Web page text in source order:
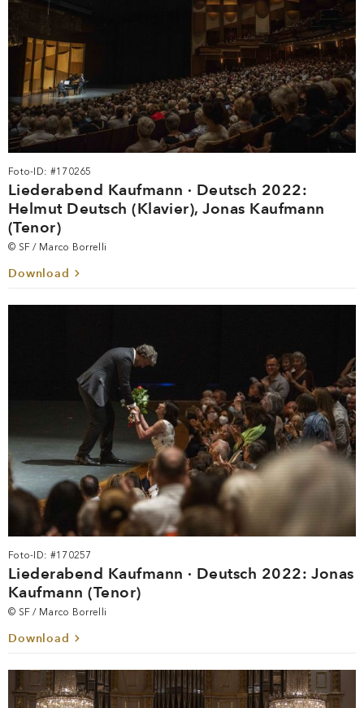
Foto-ID: #170265
Liederabend Kaufmann · Deutsch 2022:
Helmut Deutsch (Klavier), Jonas Kaufmann
(Tenor)
© SF / Marco Borrelli
Download
Foto-ID: #170257
Liederabend Kaufmann · Deutsch 2022: Jonas
Kaufmann (Tenor)
© SF / Marco Borrelli
Download